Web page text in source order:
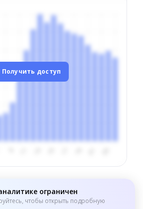
Получить доступ
ограничен
чтобы открыть подробную